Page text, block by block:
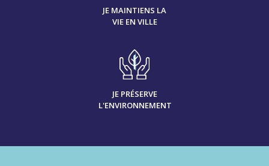
JE MAINTIENS LA
VIE EN VILLE
JE PRÉSERVE
L'ENVIRONNEMENT